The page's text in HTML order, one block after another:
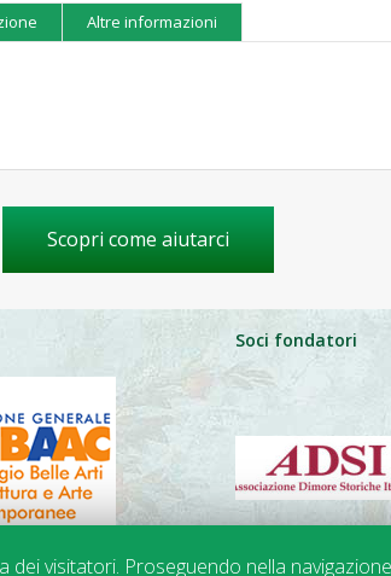
Altre informazioni
Scopri come aiutarci
Soci fondatori
dei visitatori. Proseguendo nella